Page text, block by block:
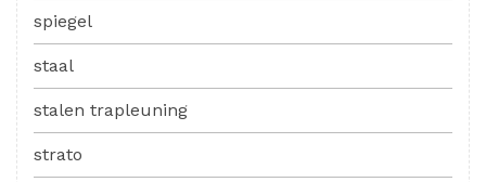
spiegel
staal
stalen trapleuning
strato